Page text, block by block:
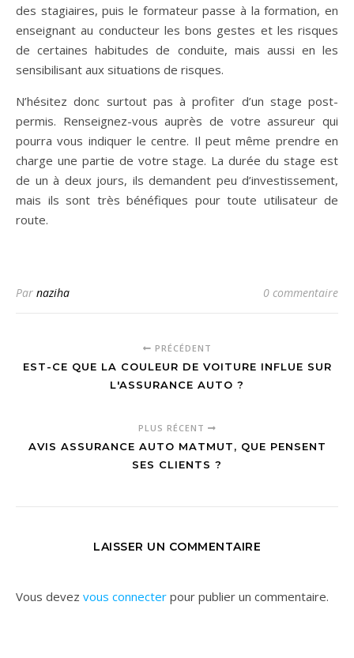
des stagiaires, puis le formateur passe à la formation, en
enseignant au conducteur les bons gestes et les risques
de certaines habitudes de conduite, mais aussi en les
sensibilisant aux situations de risques.
N’hésitez donc surtout pas à profiter d’un stage post-
permis. Renseignez-vous auprès de votre assureur qui
pourra vous indiquer le centre. Il peut même prendre en
charge une partie de votre stage. La durée du stage est
de un à deux jours, ils demandent peu d’investissement,
mais ils sont très bénéfiques pour toute utilisateur de
route.
Par naziha 0 commentaire
PRÉCÉDENT
EST-CE QUE LA COULEUR DE VOITURE INFLUE SUR
L'ASSURANCE AUTO ?
PLUS RÉCENT
AVIS ASSURANCE AUTO MATMUT, QUE PENSENT
SES CLIENTS ?
LAISSER UN COMMENTAIRE
Vous devez vous connecter pour publier un commentaire.